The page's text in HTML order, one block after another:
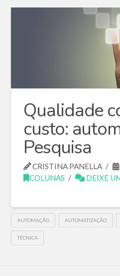
Qualidade
custo:
Pesquisa
CRISTINA PANELLA
COLUNAS
DEIXE
AUTOMAÇÃO AUTOMATIZAÇÃO
TÉCNICA